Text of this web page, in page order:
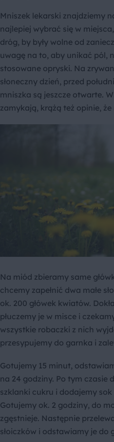
Mniszek lekarski znajdziemy
najlepiej wybrać się w
dróg, by były wolne od
uwagę na to, aby unikać pól,
stosowane opryski. Na
słoneczny dzień, przed
mniszka są jeszcze otwarte.
zamykają, krążą też opinie,
Na miód zbieramy same
chcemy zapełnić dwa małe
ok. 200 główek kwiatów.
płuczemy je w misce i
wszystkie robaczki z nich
przesypujemy do garnka i
Gotujemy 15 minut,
na 24 godziny. Po tym czasie
szklanki cukru i dodajemy sok
Gotujemy ok. 2 godziny, do
zgęstnieje. Następnie
słoiczków i odstawiamy je do